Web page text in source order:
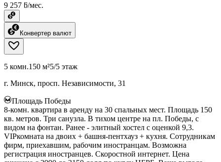
9 257 ƃ/мес.
Конвертер валют
5 комн.150 м²5/5 этаж
г. Минск, просп. Независимости, 31
Площадь Победы
8-комн. квартира в аренду на 30 спальных мест. Площадь 150
кв. метров. Три санузла. В тихом центре на пл. Победы, с
видом на фонтан. Ранее - элитный хостел с оценкой 9,3.
VIPкомната на двоих + башня-пентхауз + кухня. Сотрудникам
фирм, приехавшим, рабочим иностранцам. Возможна
регистрация иностранцев. Скоростной интернет. Цена